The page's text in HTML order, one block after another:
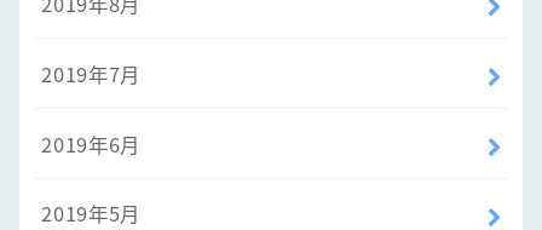
2019年7月
2019年6月
2019年5月